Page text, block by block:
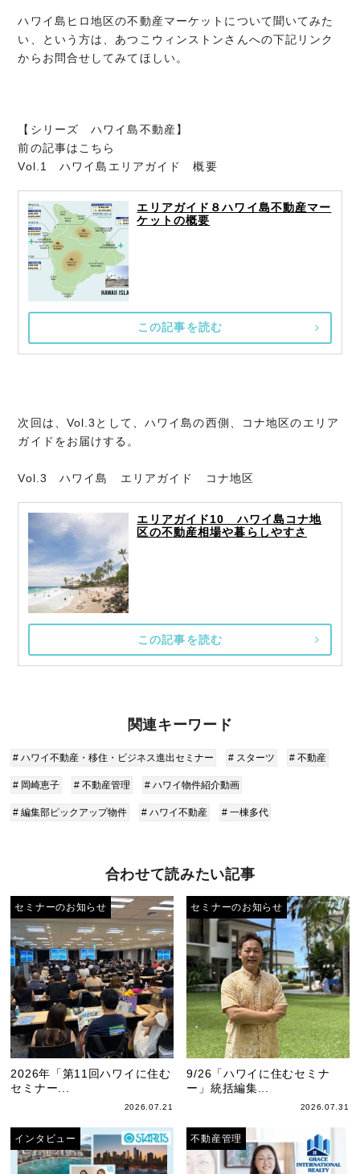
ハワイ島ヒロ地区の不動産マーケットについて聞いてみた
い、という方は、あつこウィンストンさんへの下記リンク
からお問合せしてみてほしい。
【シリーズ ハワイ島不動産】
前の記事はこちら
Vol.1 ハワイ島エリアガイド 概要
エリアガイド８ハワイ島不動産マー
ケットの概要
この記事を読む
次回は、Vol.3として、ハワイ島の西側、コナ地区のエリア
ガイドをお届けする。
Vol.3 ハワイ島 エリアガイド コナ地区
エリアガイド10 ハワイ島コナ地
区の不動産相場や暮らしやすさ
この記事を読む
関連キーワード
# ハワイ不動産・移住・ビジネス進出セミナー # スターツ # 不動産
# 岡崎恵子 # 不動産管理 # ハワイ物件紹介動画
# 編集部ピックアップ物件 # ハワイ不動産 # 一棟多代
合わせて読みたい記事
セミナーのお知らせ
2026年「第11回ハワイに住む
セミナー...
2026.07.21
セミナーのお知らせ
9/26「ハワイに住むセミナ
ー」統括編集...
2026.07.31
インタビュー 不動産管理